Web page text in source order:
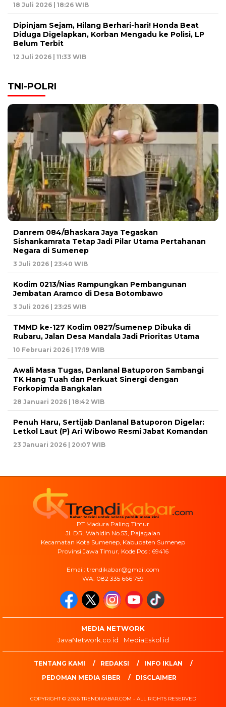
18 Juli 2026 | 18:26 WIB
Dipinjam Sejam, Hilang Berhari-hari! Honda Beat
Diduga Digelapkan, Korban Mengadu ke Polisi, LP
Belum Terbit
12 Juli 2026 | 11:33 WIB
TNI-POLRI
Danrem 084/Bhaskara Jaya Tegaskan
Sishankamrata Tetap Jadi Pilar Utama Pertahanan
Negara di Sumenep
3 Juli 2026 | 23:40 WIB
Kodim 0213/Nias Rampungkan Pembangunan
Jembatan Aramco di Desa Botombawo
3 Juli 2026 | 23:25 WIB
TMMD ke-127 Kodim 0827/Sumenep Dibuka di
Rubaru, Jalan Desa Mandala Jadi Prioritas Utama
10 Februari 2026 | 17:19 WIB
Awali Masa Tugas, Danlanal Batuporon Sambangi
TK Hang Tuah dan Perkuat Sinergi dengan
Forkopimda Bangkalan
28 Januari 2026 | 18:42 WIB
Penuh Haru, Sertijab Danlanal Batuporon Digelar:
Letkol Laut (P) Ari Wibowo Resmi Jabat Komandan
23 Januari 2026 | 20:07 WIB
PT Madura Paling Timur
Jl. DR. Wahidin No.53, Pajagalan
Kecamatan Kota Sumenep, Kabupaten Sumenep
Provinsi Jawa Timur, Kode Pos : 69416
Email: trendikabar@gmail.com
WA: 082 335 666 759
MEDIA NETWORK
JavaNetwork.co.id
MediaEskol.id
TENTANG KAMI REDAKSI
INFO IKLAN
PEDOMAN MEDIA SIBER
DISCLAIMER
COPYRIGHT © 2026 TRENDIKABAR.COM - ALL RIGHTS RESERVED